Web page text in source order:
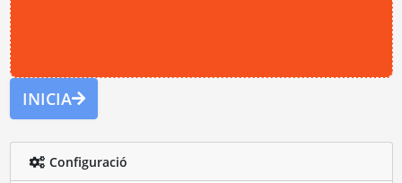
INICIA
Configuració